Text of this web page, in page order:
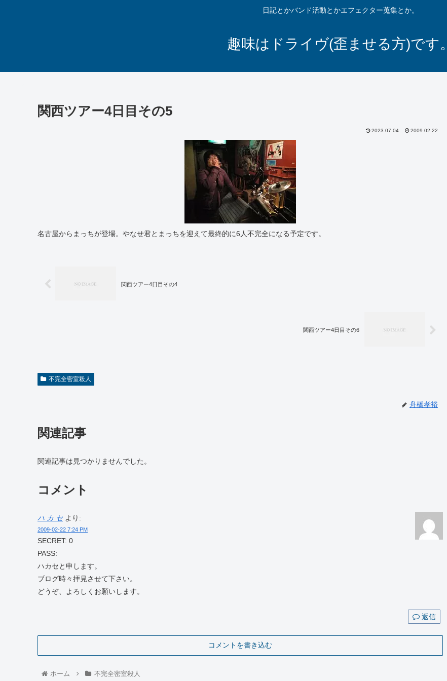
日記とかバンド活動とかエフェクター蒐集とか。
趣味はドライヴ(歪ませる方)です。
関西ツアー4日目その5
2023.07.04 2009.02.22
名古屋からまっちが登場。やなせ君とまっちを迎えて最終的に6人不完全になる予定です。
関西ツアー4日目その4
関西ツアー4日目その6
不完全密室殺人
舟橋孝裕
関連記事
関連記事は見つかりませんでした。
コメント
ハ カ セ より:
2009-02-22 7:24 PM
SECRET: 0
PASS:
ハカセと申します。
ブログ時々拝見させて下さい。
どうぞ、よろしくお願いします。
返信
コメントを書き込む
ホーム 不完全密室殺人